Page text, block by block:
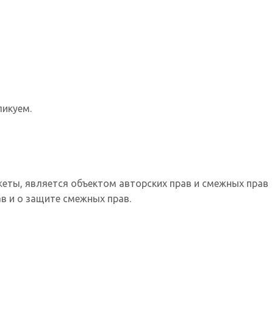
является объектом авторских прав и смежных прав
и о защите смежных прав.